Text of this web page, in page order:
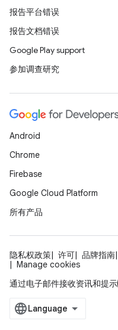
报告平台错误
报告文档错误
Google Play support
参加调查研究
Android
Chrome
Firebase
Google Cloud Platform
所有产品
隐私权政策 许可 品牌指南
Manage cookies
通过电子邮件接收资讯和提示